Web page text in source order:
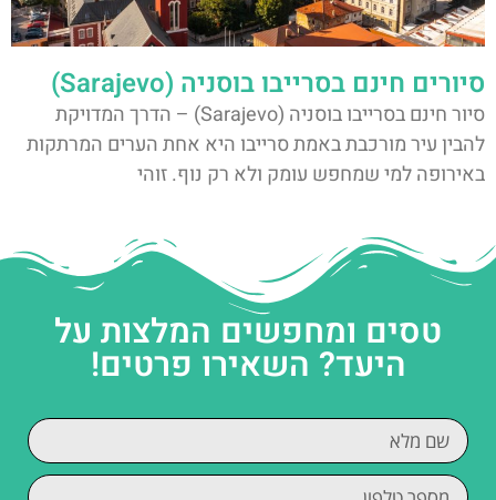
סיורים חינם בסרייבו בוסניה (Sarajevo)
סיור חינם בסרייבו בוסניה (Sarajevo) – הדרך המדויקת
להבין עיר מורכבת באמת סרייבו היא אחת הערים המרתקות
באירופה למי שמחפש עומק ולא רק נוף. זוהי
טסים ומחפשים המלצות על
היעד? השאירו פרטים!